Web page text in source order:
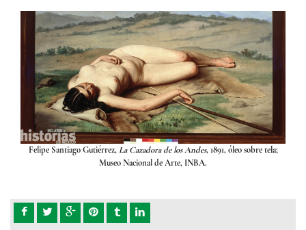
Felipe Santiago Gutiérrez,La Cazadora de los Andes, 1891, óleo sobre tela;
Museo Nacional de Arte, INBA.